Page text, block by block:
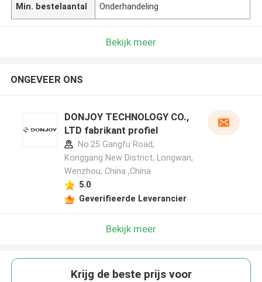
Min. bestelaantal Onderhandeling
Bekijk meer
ONGEVEER ONS
DONJOY TECHNOLOGY CO.,
LTD fabrikant profiel
No.25 Gangfu Road,
Konggang New District, Longwan,
Wenzhou, China ,China
5.0
Geverifieerde Leverancier
Bekijk meer
Krijg de beste prijs voor